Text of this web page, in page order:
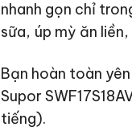
nhanh gọn chỉ
sữa, úp mỳ ăn
Bạn hoàn toàn
Supor
tiếng).